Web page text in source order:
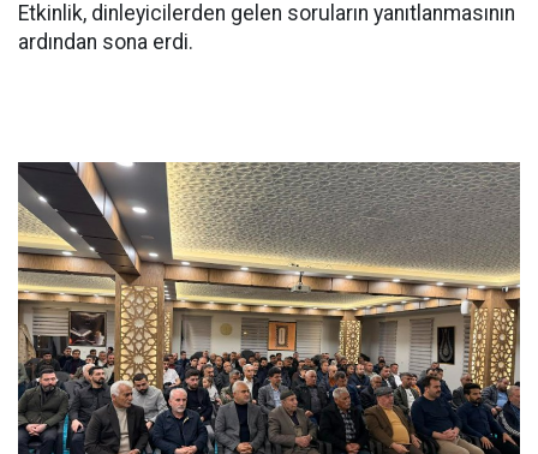
Etkinlik, dinleyicilerden gelen soruların yanıtlanmasının
ardından sona erdi.